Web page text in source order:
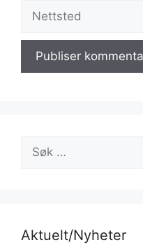
Nettsted
Søk
etter:
Aktuelt/Nyheter